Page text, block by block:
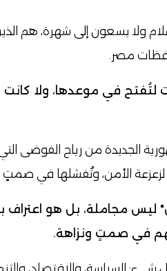
ولا يسعون إلى شهرة، هم
مصر.
لتُفتح في موعدها، ولا
الجديدة من رياح الفوضى
لزعزعة الأمن، وتُفشلها في صمتٍ
ليس مجاملة، بل هو اعتراف
في صمتٍ ونزاهة.
شيء: السياسة، والاقتصاد،